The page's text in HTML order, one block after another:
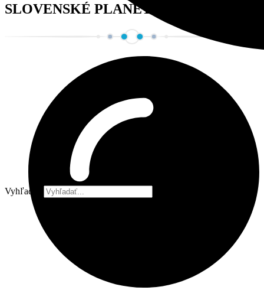
Vyhľadať
SLOVENSKÉ PLANETÁRIÁ, O. Z.